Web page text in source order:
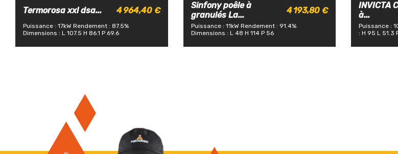
Termorosa xxl dsa... 4 964,40 €
Puissance : 17kW Rendement : 87.5%
Dimensions : L 107.5 H 86.1 P 69.6
Sinfony poêle à
granulés La...
4 193,80 €
Puissance : 11kW Rendement : 91.4%
Dimensions : L 48 H 114 P 56
INVICTA
à...
Puissance :
: H 95 L 51.3